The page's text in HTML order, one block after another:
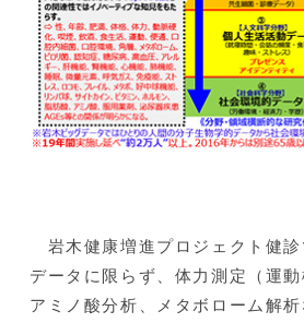
岩木健康増進プロジェクト健診
データに限らず、体力測定（運
アミノ酸分析、メタボローム解